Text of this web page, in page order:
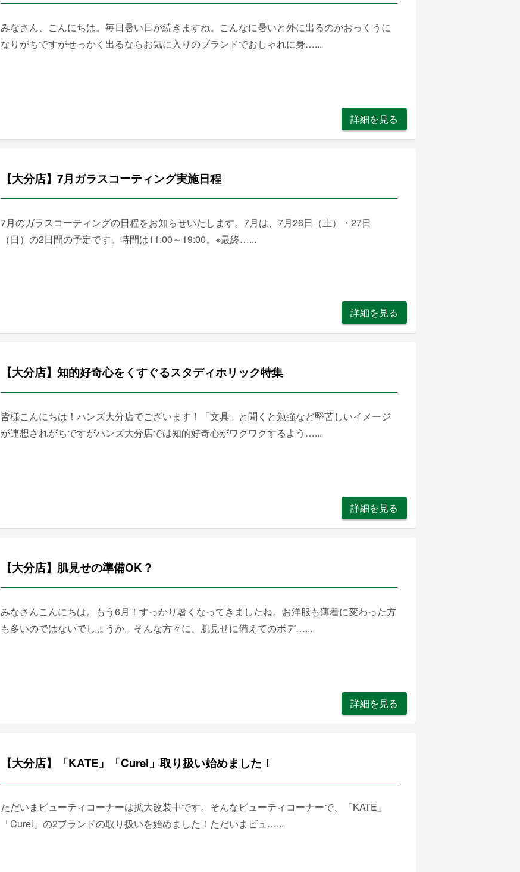
みなさん、こんにちは。毎日暑い日が続きますね。こんなに暑いと外に出るのがおっくうに
なりがちですがせっかく出るならお気に入りのブランドでおしゃれに身…...
詳細を見る
【大分店】7月ガラスコーティング実施日程
7月のガラスコーティングの日程をお知らせいたします。7月は、7月26日（土）・27日
（日）の2日間の予定です。時間は11:00～19:00。※最終…...
詳細を見る
【大分店】知的好奇心をくすぐるスタディホリック特集
皆様こんにちは！ハンズ大分店でございます！「文具」と聞くと勉強など堅苦しいイメージ
が連想されがちですがハンズ大分店では知的好奇心がワクワクするよう…...
詳細を見る
【大分店】肌見せの準備OK？
みなさんこんにちは。もう6月！すっかり暑くなってきましたね。お洋服も薄着に変わった方
も多いのではないでしょうか。そんな方々に、肌見せに備えてのボデ…...
詳細を見る
【大分店】「KATE」「Curel」取り扱い始めました！
ただいまビューティコーナーは拡大改装中です。そんなビューティコーナーで、「KATE」
「Curel」の2ブランドの取り扱いを始めました！ただいまビュ…...